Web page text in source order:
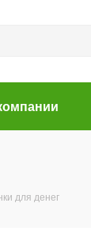
для денег